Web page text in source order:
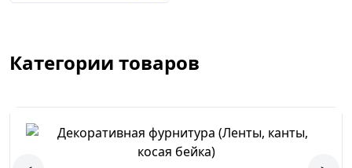
Категории товаров